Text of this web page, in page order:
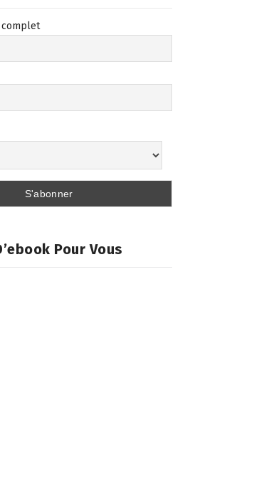
complet
Pour Vous